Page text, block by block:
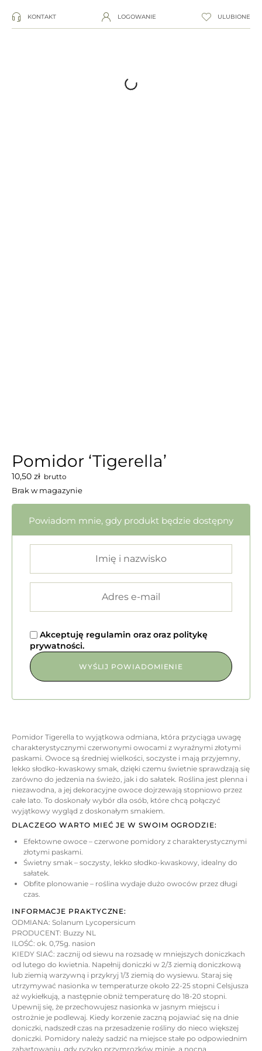
KONTAKT LOGOWANIE ULUBIONE
Pomidor ‘Tigerella’
10,50 zł brutto
Brak w magazynie
Powiadom mnie, gdy produkt będzie dostępny
Akceptuję regulamin oraz oraz politykę
prywatności.
Pomidor Tigerella to wyjątkowa odmiana, która przyciąga uwagę
charakterystycznymi czerwonymi owocami z wyraźnymi złotymi
paskami. Owoce są średniej wielkości, soczyste i mają przyjemny,
lekko słodko-kwaskowy smak, dzięki czemu świetnie sprawdzają się
zarówno do jedzenia na świeżo, jak i do sałatek. Roślina jest plenna i
niezawodna, a jej dekoracyjne owoce dojrzewają stopniowo przez
całe lato. To doskonały wybór dla osób, które chcą połączyć
wyjątkowy wygląd z doskonałym smakiem.
DLACZEGO WARTO MIEĆ JE W SWOIM OGRODZIE:
Efektowne owoce – czerwone pomidory z charakterystycznymi
złotymi paskami.
Świetny smak – soczysty, lekko słodko-kwaskowy, idealny do
sałatek.
Obfite plonowanie – roślina wydaje dużo owoców przez długi
czas.
INFORMACJE PRAKTYCZNE:
ODMIANA: Solanum Lycopersicum
PRODUCENT: Buzzy NL
ILOŚĆ: ok. 0,75g. nasion
KIEDY SIAĆ: zacznij od siewu na rozsadę w mniejszych doniczkach
od lutego do kwietnia. Napełnij doniczki w 2/3 ziemią doniczkową
lub ziemią warzywną i przykryj 1/3 ziemią do wysiewu. Staraj się
utrzymywać nasionka w temperaturze około 22-25 stopni Celsjusza
aż wykiełkują, a następnie obniż temperaturę do 18-20 stopni.
Upewnij się, że przechowujesz nasionka w jasnym miejscu i
ostrożnie je podlewaj. Kiedy korzenie zaczną pojawiać się na dnie
doniczki, nadszedł czas na przesadzenie rośliny do nieco większej
doniczki. Pomidory należy sadzić na miejsce stałe po odpowiednim
zahartowaniu, gdy ryzyko przymrozków minie, a nocna